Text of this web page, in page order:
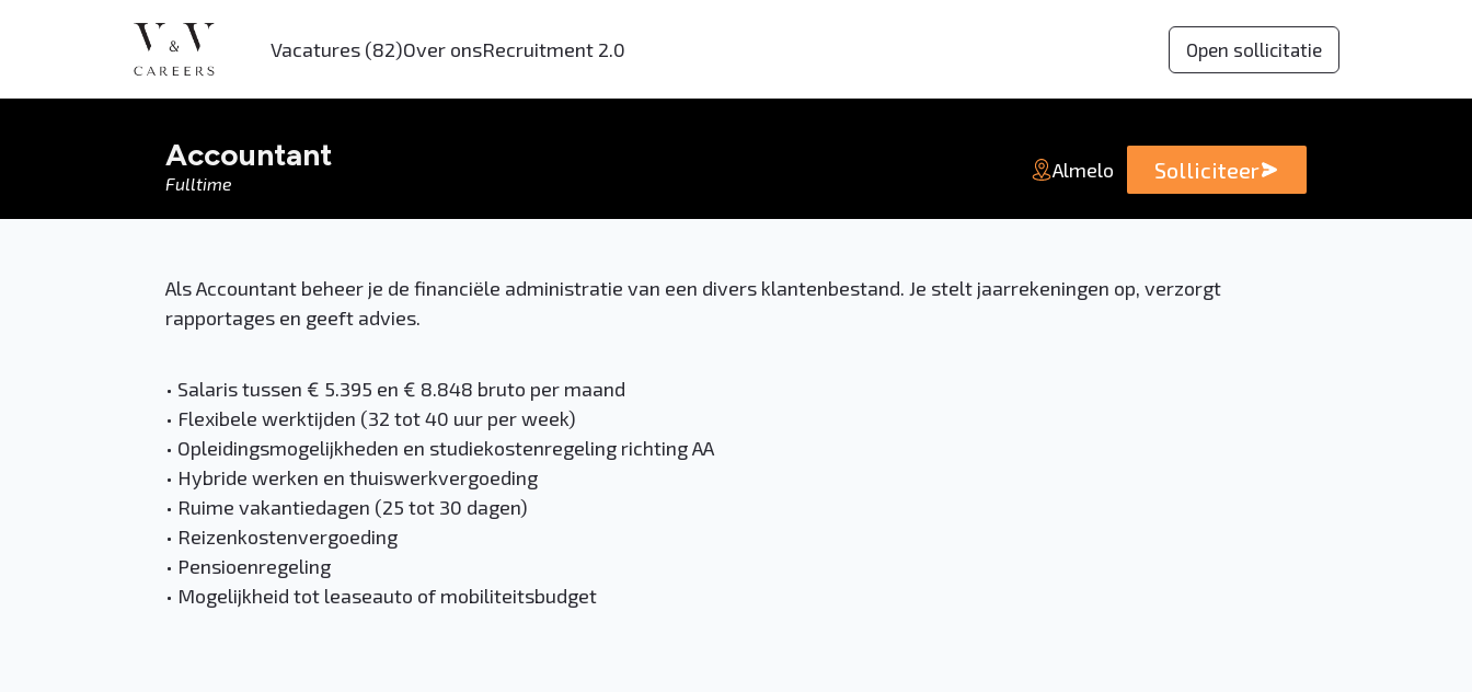
Vacatures (82)Over onsRecruitment 2.0 Open sollicitatie
Accountant
Fulltime
Almelo Solliciteer
Als Accountant beheer je de financiële administratie van een divers klantenbestand. Je stelt jaarrekeningen op, verzorgt
rapportages en geeft advies.
• Salaris tussen € 5.395 en € 8.848 bruto per maand
• Flexibele werktijden (32 tot 40 uur per week)
• Opleidingsmogelijkheden en studiekostenregeling richting AA
• Hybride werken en thuiswerkvergoeding
• Ruime vakantiedagen (25 tot 30 dagen)
• Reizenkostenvergoeding
• Pensioenregeling
• Mogelijkheid tot leaseauto of mobiliteitsbudget